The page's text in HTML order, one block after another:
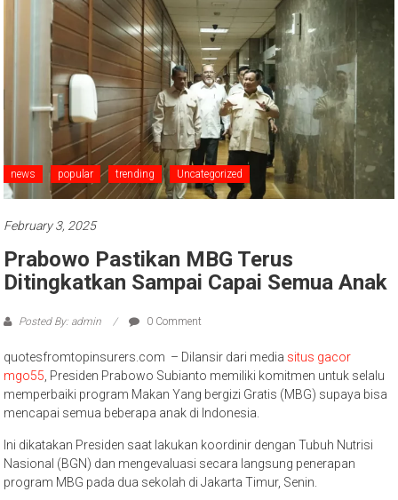
news popular trending Uncategorized
February 3, 2025
Prabowo Pastikan MBG Terus
Ditingkatkan Sampai Capai Semua Anak
Posted By: admin 0 Comment
quotesfromtopinsurers.com – Dilansir dari media situs gacor
mgo55 , Presiden Prabowo Subianto memiliki komitmen untuk selalu
memperbaiki program Makan Yang bergizi Gratis (MBG) supaya bisa
mencapai semua beberapa anak di Indonesia.
Ini dikatakan Presiden saat lakukan koordinir dengan Tubuh Nutrisi
Nasional (BGN) dan mengevaluasi secara langsung penerapan
program MBG pada dua sekolah di Jakarta Timur, Senin.